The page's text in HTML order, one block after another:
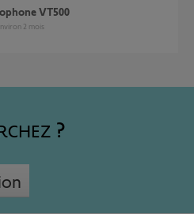
VT500
2 mois